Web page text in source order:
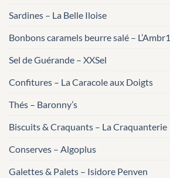
Sardines – La Belle Iloise
Bonbons caramels beurre salé – L’Ambr1
Sel de Guérande – XXSel
Confitures – La Caracole aux Doigts
Thés – Baronny’s
Biscuits & Craquants – La Craquanterie
Conserves – Algoplus
Galettes & Palets – Isidore Penven